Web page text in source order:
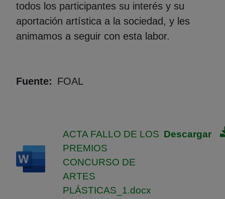
todos los participantes su interés y su
aportación artística a la sociedad, y les
animamos a seguir con esta labor.
Fuente FOAL
ACTA FALLO DE LOS
PREMIOS
CONCURSO DE
ARTES
PLÁSTICAS_1.docx
Descargar